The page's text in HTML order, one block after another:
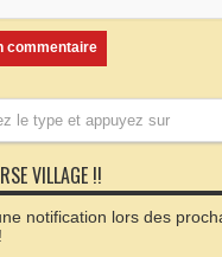
VILLAGE !!
notification lors des